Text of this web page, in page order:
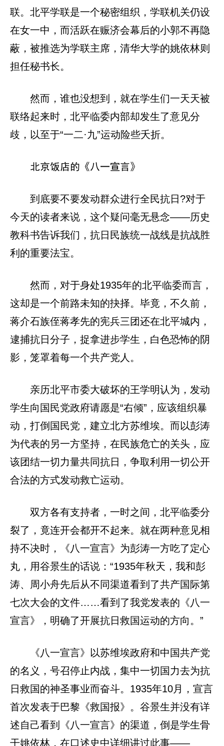
联。北平学联是一个秘密组织，学联机关仍设
在女一中，而活跃在赈济会幕后的小郭不再隐
蔽，被推选为学联主席，清华大学的姚依林则
担任秘书长。
然而，谁也没想到，就在学生们一天天被
联络起来时，北平临委内部却发生了意见分
歧，以至于“一二·九”运动险些夭折。
北京饭店的《八一宣言》
到底要不要发动群众进行全民抗日?对于
今天的读者来说，这个疑问毫无悬念——历史
教科书告诉我们，抗日民族统一战线是抗战胜
利的重要法宝。
然而，对于身处1935年的北平临委而言，
这却是一个前路未知的抉择。毕竟，不久前，
蒋介石族侄蒋孝先的宪兵三团还在北平城内，
逮捕抗日分子，捉拿进步学生，白色恐怖的阴
影，笼罩着每一个共产党人。
亲历北平市委大破坏的王学明认为，发动
学生向国民党政府请愿是“右倾”，应该组织暴
动，打倒国民党，建立北方苏维埃。而以彭涛
为代表的另一方坚持，在民族危亡的关头，应
该团结一切力量共同抗日，争取利用一切公开
合法的方式发动救亡运动。
双方各有支持者，一时之间，北平临委分
裂了，竟连开会都开不起来。就在两种意见相
持不决时，《八一宣言》为彭涛一方吃了定心
丸，用谷景生的话说：“1935年秋天，我和彭
涛、周小舟先后从不同渠道看到了共产国际第
七次大会的文件……看到了我党发表的《八一
宣言》，明确了开展抗日救国运动的方向。”
《八一宣言》以苏维埃政府和中国共产党
的名义，号召停止内战，集中一切国力去为抗
日救国的神圣事业而奋斗。1935年10月，宣言
首次发表于巴黎《救国报》。谷景生并没有详
述自己看到《八一宣言》的渠道，倒是学生骨
干姚依林，在口述史中详细讲过此事——